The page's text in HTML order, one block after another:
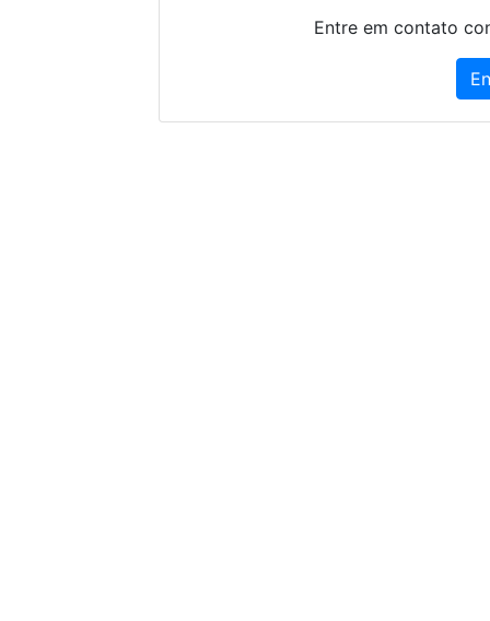
Entre em contato